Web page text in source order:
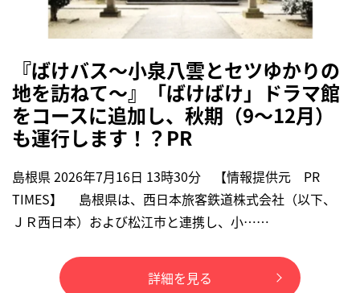
『ばけバス～小泉八雲とセツゆかりの
地を訪ねて～』「ばけばけ」ドラマ館
をコースに追加し、秋期（9～12月）
も運行します！？PR
島根県 2026年7月16日 13時30分 【情報提供元 PR
TIMES】 島根県は、西日本旅客鉄道株式会社（以下、
ＪＲ西日本）および松江市と連携し、小……
詳細を見る